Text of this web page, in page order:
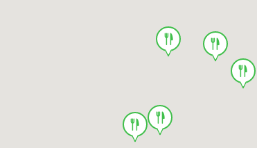
food
food
food
food
food